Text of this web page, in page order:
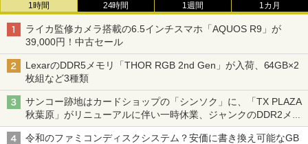
1時間 24時間 1週間 1カ月
ライカ監修カメラ搭載の6.5インチスマホ「AQUOS R9」が
39,000円！中古セール
LexarのDDR5メモリ「THOR RGB 2nd Gen」が入荷、64GB×2
枚組など3種類
サンコー跡地はカードショップの「シンソク」に、「TX PLAZA
秋葉原」がリニューアルに伴い一時休業、ジャンクのDDR2メモ
リが100円で販売など～ 最近の秋葉原 ～
令和のファミコンディスクシステム？安価に書き換え可能なGB